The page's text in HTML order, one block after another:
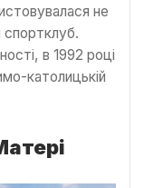
не
спортклуб.
в 1992 році
католицькій